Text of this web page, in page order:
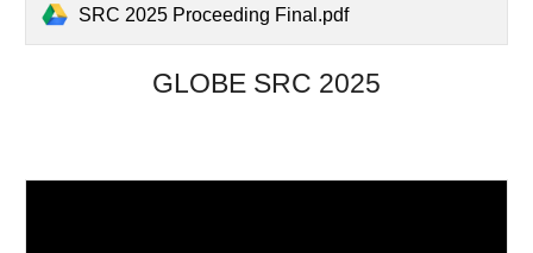
SRC 2025 Proceeding Final.pdf
GLOBE SRC 2025